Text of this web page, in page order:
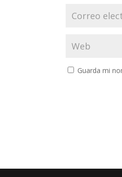
Guarda mi